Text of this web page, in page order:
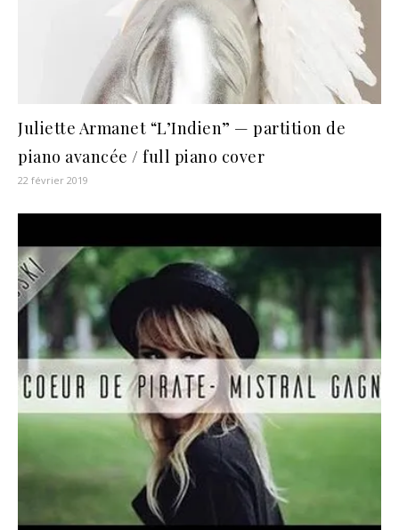
Juliette Armanet “L’Indien” — partition de
piano avancée / full piano cover
22 février 2019